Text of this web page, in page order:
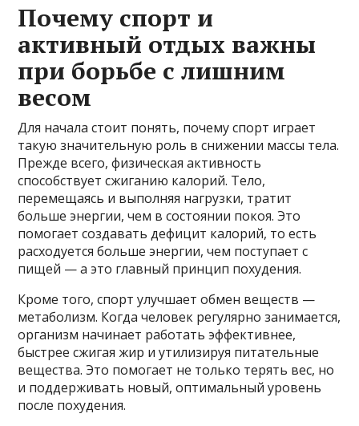
Почему спорт и
активный отдых важны
при борьбе с лишним
весом
Для начала стоит понять, почему спорт играет
такую значительную роль в снижении массы тела.
Прежде всего, физическая активность
способствует сжиганию калорий. Тело,
перемещаясь и выполняя нагрузки, тратит
больше энергии, чем в состоянии покоя. Это
помогает создавать дефицит калорий, то есть
расходуется больше энергии, чем поступает с
пищей — а это главный принцип похудения.
Кроме того, спорт улучшает обмен веществ —
метаболизм. Когда человек регулярно занимается,
организм начинает работать эффективнее,
быстрее сжигая жир и утилизируя питательные
вещества. Это помогает не только терять вес, но
и поддерживать новый, оптимальный уровень
после похудения.